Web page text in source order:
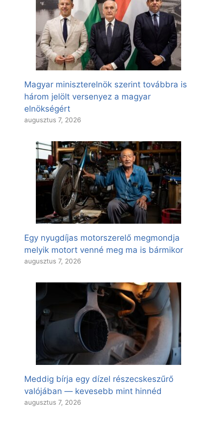
Magyar miniszterelnök szerint továbbra is
három jelölt versenyez a magyar
elnökségért
augusztus 7, 2026
Egy nyugdíjas motorszerelő megmondja
melyik motort venné meg ma is bármikor
augusztus 7, 2026
Meddig bírja egy dízel részecskeszűrő
valójában — kevesebb mint hinnéd
augusztus 7, 2026